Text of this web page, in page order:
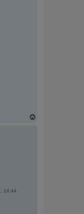
19:44